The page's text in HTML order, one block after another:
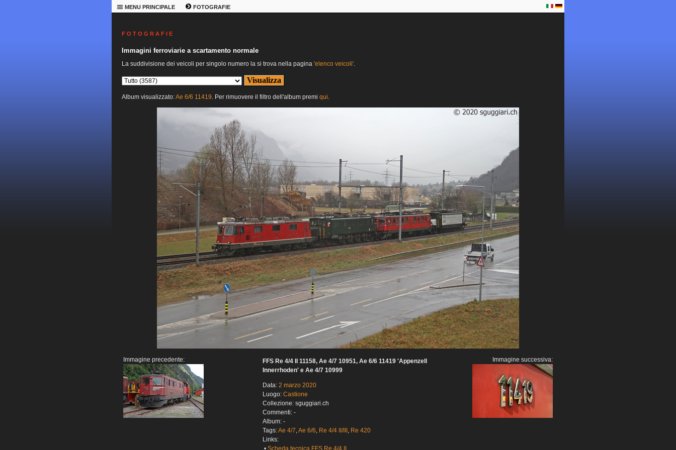
MENU PRINCIPALE FOTOGRAFIE
F O T O G R A F I E
Immagini ferroviarie a scartamento normale
La suddivisione dei veicoli per singolo numero la si trova nella pagina 'elenco veicoli'.
Album visualizzato:Ae 6/6 11419. Per rimuovere il filtro dell'album premi qui.
Immagine precedente:
FFS Re 4/4 II 11158, Ae 4/7 10951, Ae 6/6 11419 'Appenzell
Innerrhoden' e Ae 4/7 10999
Data: 2 marzo 2020
Luogo: Castione
Collezione: sguggiari.ch
Commenti: -
Album: -
Tags:Ae 4/7,Ae 6/6, Re 4/4 II/III , Re 420
Links:
Immagine successiva: